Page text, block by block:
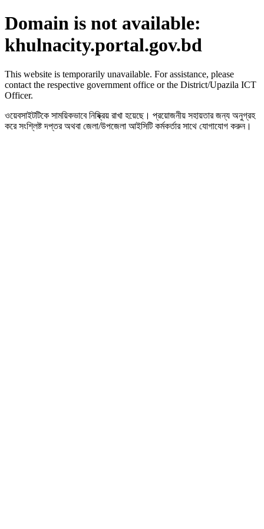
Domain is not available:
khulnacity.portal.gov.bd
This website is temporarily unavailable. For assistance, please
contact the respective government office or the District/Upazila ICT
Officer.
ওয়েবসাইটটিকে সাময়িকভাবে নিষ্ক্রিয় রাখা হয়েছে। প্রয়োজনীয় সহায়তার জন্য অনুগ্রহ
করে সংশ্লিষ্ট দপ্তর অথবা জেলা/উপজেলা আইসিটি কর্মকর্তার সাথে যোগাযোগ করুন।